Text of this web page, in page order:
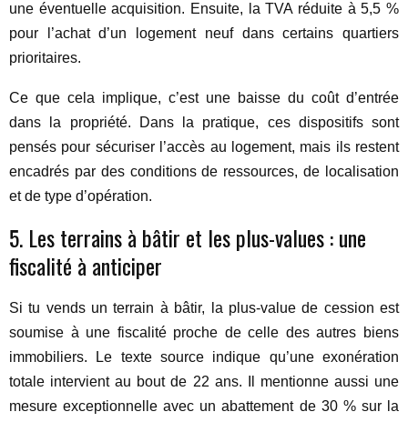
une éventuelle acquisition. Ensuite, la TVA réduite à 5,5 %
pour l’achat d’un logement neuf dans certains quartiers
prioritaires.
Ce que cela implique, c’est une baisse du coût d’entrée
dans la propriété. Dans la pratique, ces dispositifs sont
pensés pour sécuriser l’accès au logement, mais ils restent
encadrés par des conditions de ressources, de localisation
et de type d’opération.
5. Les terrains à bâtir et les plus-values : une
fiscalité à anticiper
Si tu vends un terrain à bâtir, la plus-value de cession est
soumise à une fiscalité proche de celle des autres biens
immobiliers. Le texte source indique qu’une exonération
totale intervient au bout de 22 ans. Il mentionne aussi une
mesure exceptionnelle avec un abattement de 30 % sur la